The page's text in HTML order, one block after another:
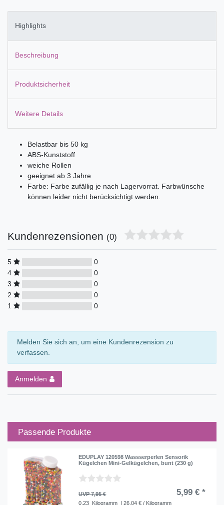
Highlights
Beschreibung
Produktsicherheit
Weitere Details
Belastbar bis 50 kg
ABS-Kunststoff
weiche Rollen
geeignet ab 3 Jahre
Farbe: Farbe zufällig je nach Lagervorrat. Farbwünsche
können leider nicht berücksichtigt werden.
Kundenrezensionen (0)
5
0
4
0
3
0
2
0
1
0
Melden Sie sich an, um eine Kundenrezension zu
verfassen.
Anmelden
Passende Produkte
EDUPLAY 120598 Wassserperlen Sensorik
Kügelchen Mini-Gelkügelchen, bunt (230 g)
UVP 7,95 € 5,99 € *
0.23 Kilogramm | 26,04 € / Kilogramm